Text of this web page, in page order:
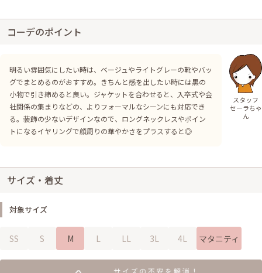
コーデのポイント
明るい雰囲気にしたい時は、ベージュやライトグレーの靴やバッ
グでまとめるのがおすすめ。きちんと感を出したい時には黒の
小物で引き締めると良い。ジャケットを合わせると、入卒式や会
社関係の集まりなどの、よりフォーマルなシーンにも対応でき
る。装飾の少ないデザインなので、ロングネックレスやポイン
トになるイヤリングで顔周りの華やかさをプラスすると◎
スタッフ
セーラちゃ
ん
サイズ・着丈
対象サイズ
SS S M L LL 3L 4L マタニティ